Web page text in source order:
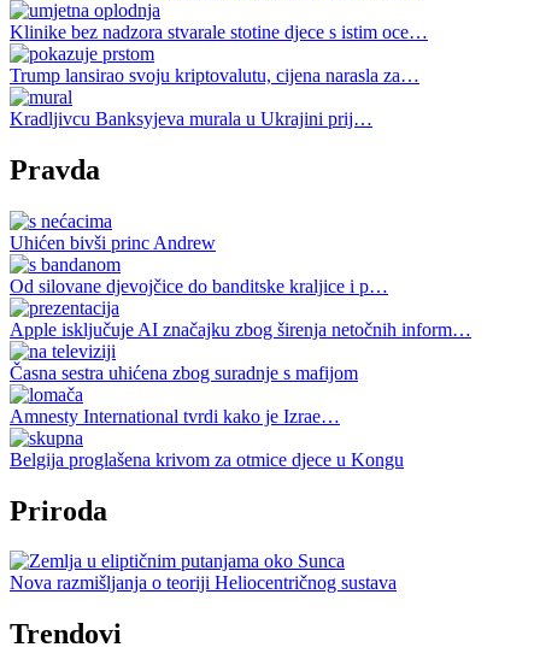
Klinike bez nadzora stvarale stotine djece s istim oce…
Trump lansirao svoju kriptovalutu, cijena narasla za…
Kradljivcu Banksyjeva murala u Ukrajini prij…
Pravda
Uhićen bivši princ Andrew
Od silovane djevojčice do banditske kraljice i p…
Apple isključuje AI značajku zbog širenja netočnih inform…
Časna sestra uhićena zbog suradnje s mafijom
Amnesty International tvrdi kako je Izrae…
Belgija proglašena krivom za otmice djece u Kongu
Priroda
Nova razmišljanja o teoriji Heliocentričnog sustava
Trendovi